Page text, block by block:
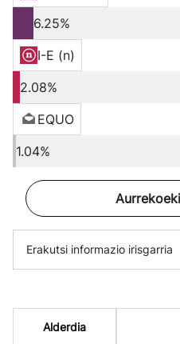
6.25%
I-E (n)
2.08%
EQUO
1.04%
Erakutsi informazio irisgarria
Alderdia